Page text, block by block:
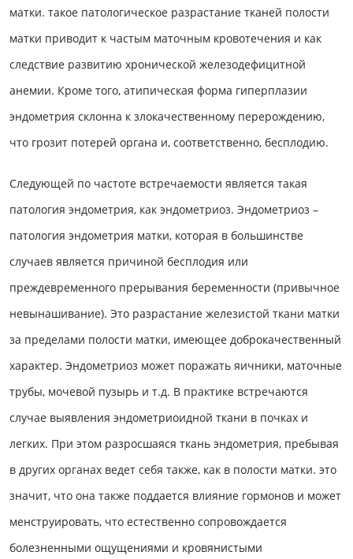
матки. такое патологическое разрастание тканей полости
матки приводит к частым маточным кровотечения и как
следствие развитию хронической железодефицитной
анемии. Кроме того, атипическая форма гиперплазии
эндометрия склонна к злокачественному перерождению,
что грозит потерей органа и, соответственно, бесплодию.
Следующей по частоте встречаемости является такая
патология эндометрия, как эндометриоз. Эндометриоз –
патология эндометрия матки, которая в большинстве
случаев является причиной бесплодия или
преждевременного прерывания беременности (привычное
невынашивание). Это разрастание железистой ткани матки
за пределами полости матки, имеющее доброкачественный
характер. Эндометриоз может поражать яичники, маточные
трубы, мочевой пузырь и т.д. В практике встречаются
случае выявления эндометриоидной ткани в почках и
легких. При этом разросшаяся ткань эндометрия, пребывая
в других органах ведет себя также, как в полости матки. это
значит, что она также поддается влияние гормонов и может
менструировать, что естественно сопровождается
болезненными ощущениями и кровянистыми